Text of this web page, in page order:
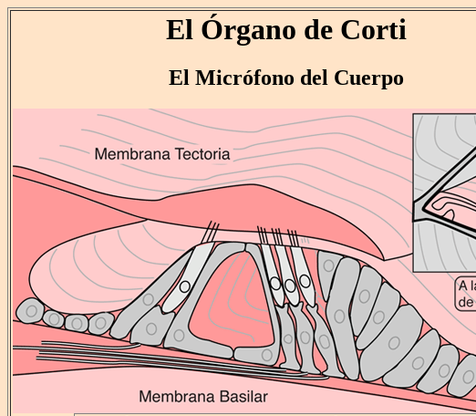
El Órgano de Corti
El Micrófono del Cuerpo